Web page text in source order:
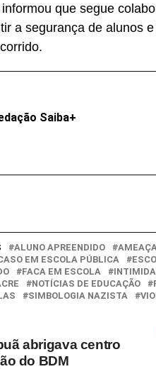
que segue
a segurança de alunos
Saiba+
ALUNO APREENDIDO
EM ESCOLA PÚBLICA
FACA EM ESCOLA
NOTÍCIAS DE EDUCAÇÃO
SIMBOLOGIA NAZISTA
abrigava centro
do BDM